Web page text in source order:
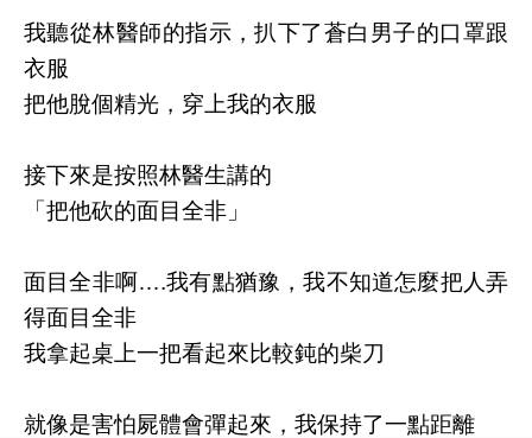
我聽從林醫師的指示，扒下了蒼白男子的口罩跟
衣服
把他脫個精光，穿上我的衣服
接下來是按照林醫生講的
「把他砍的面目全非」
面目全非啊….我有點猶豫，我不知道怎麼把人弄
得面目全非
我拿起桌上一把看起來比較鈍的柴刀
就像是害怕屍體會彈起來，我保持了一點距離